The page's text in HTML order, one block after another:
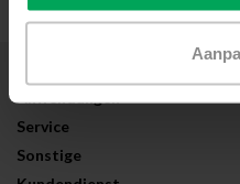
Service
Sonstige